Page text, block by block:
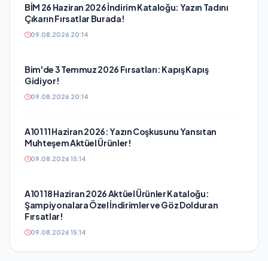
BİM 26 Haziran 2026 İndirim Kataloğu: Yazın Tadını
Çıkarın Fırsatlar Burada!
09.08.2026 20:14
Bim'de 3 Temmuz 2026 Fırsatları: Kapış Kapış
Gidiyor!
09.08.2026 20:14
A101 11 Haziran 2026: Yazın Coşkusunu Yansıtan
Muhteşem Aktüel Ürünler!
09.08.2026 15:14
A101 18 Haziran 2026 Aktüel Ürünler Kataloğu:
Şampiyonalara Özel İndirimler ve Göz Dolduran
Fırsatlar!
09.08.2026 15:14